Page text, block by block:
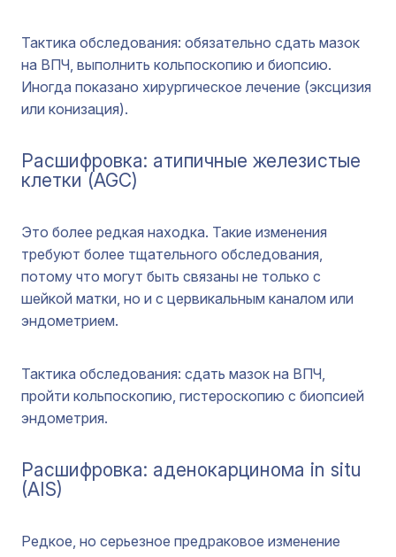
Тактика обследования: обязательно сдать мазок
на ВПЧ, выполнить кольпоскопию и биопсию.
Иногда показано хирургическое лечение (эксцизия
или конизация).
Расшифровка: атипичные железистые
клетки (AGC)
Это более редкая находка. Такие изменения
требуют более тщательного обследования,
потому что могут быть связаны не только с
шейкой матки, но и с цервикальным каналом или
эндометрием.
Тактика обследования: сдать мазок на ВПЧ,
пройти кольпоскопию, гистероскопию с биопсией
эндометрия.
Расшифровка: аденокарцинома in situ
(AIS)
Редкое, но серьезное предраковое изменение